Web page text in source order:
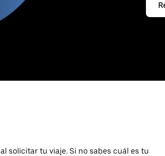
solicitar tu viaje. Si no sabes cuál es tu